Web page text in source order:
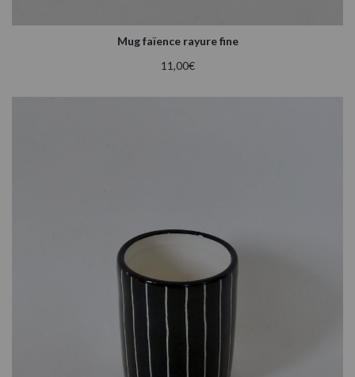
Mug faïence rayure fine
11,00€